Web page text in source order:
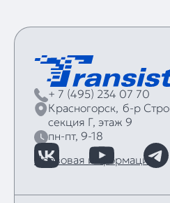
+ 7 (495) 234 07 70
Красногорск, б‑р
секция Г, этаж 9
пн-пт, 9-18
Правовая информация